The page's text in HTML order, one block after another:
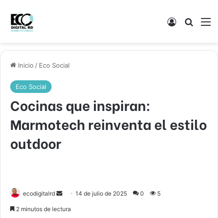
Acceso
Inicio / Eco Social
Eco Social
Cocinas que inspiran:
Marmotech reinventa el estilo
outdoor
ecodigitalrd
Send14 de julio de 2025 0 5
2 minutos de lectura